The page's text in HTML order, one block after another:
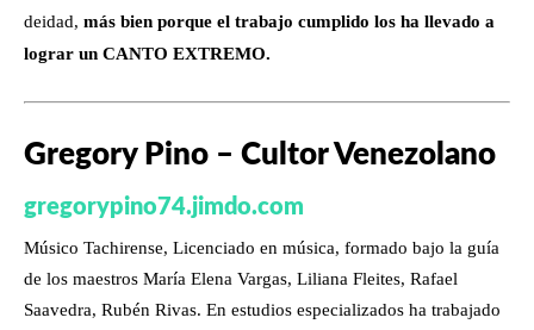
deidad, más bien porque el trabajo cumplido los ha llevado a
lograr un CANTO EXTREMO.
Gregory Pino – Cultor Venezolano
gregorypino74.jimdo.com
Músico Tachirense, Licenciado en música, formado bajo la guía
de los maestros María Elena Vargas, Liliana Fleites, Rafael
Saavedra, Rubén Rivas. En estudios especializados ha trabajado